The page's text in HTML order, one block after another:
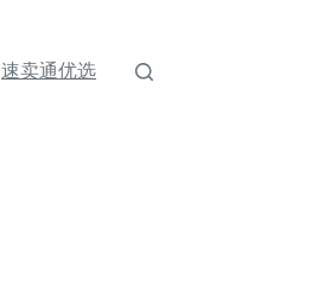
速卖通优选